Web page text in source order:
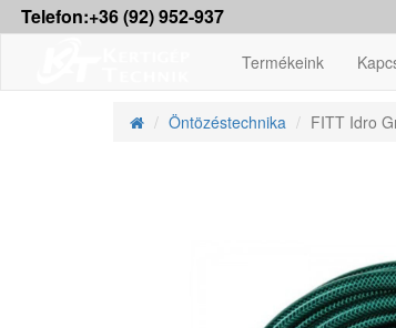
Telefon:+36 (92) 952-937
Termékeink
Öntözéstechnika FITT Idro